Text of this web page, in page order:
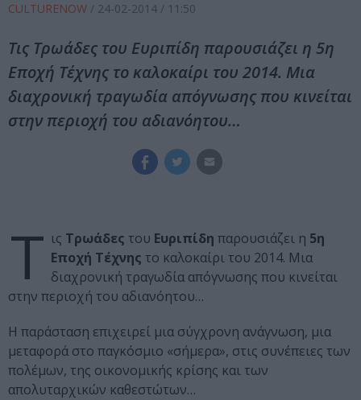
CULTURENOW / 24-02-2014 / 11:50
Τις Τρωάδες του Ευριπίδη παρουσιάζει η 5η
Εποχή Τέχνης το καλοκαίρι του 2014. Μια
διαχρονική τραγωδία απόγνωσης που κινείται
στην περιοχή του αδιανόητου…
Τ ις Τρωάδες του Ευριπίδη παρουσιάζει η 5η
Εποχή Τέχνης το καλοκαίρι του 2014. Μια
διαχρονική τραγωδία απόγνωσης που κινείται
στην περιοχή του αδιανόητου…
Η παράσταση επιχειρεί μια σύγχρονη ανάγνωση, μια
μεταφορά στο παγκόσμιο «σήμερα», στις συνέπειες των
πολέμων, της οικονομικής κρίσης και των
απολυταρχικών καθεστώτων…